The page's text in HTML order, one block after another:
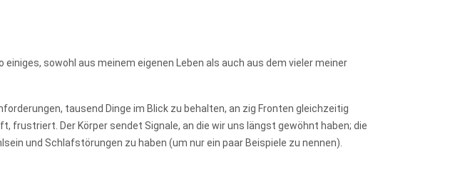
sowohl aus meinem eigenen Leben als auch aus dem vieler meiner
tausend Dinge im Blick zu behalten, an zig Fronten gleichzeitig
frustriert. Der Körper sendet Signale, an die wir uns längst gewöhnt haben; die
und Schlafstörungen zu haben (um nur ein paar Beispiele zu nennen).